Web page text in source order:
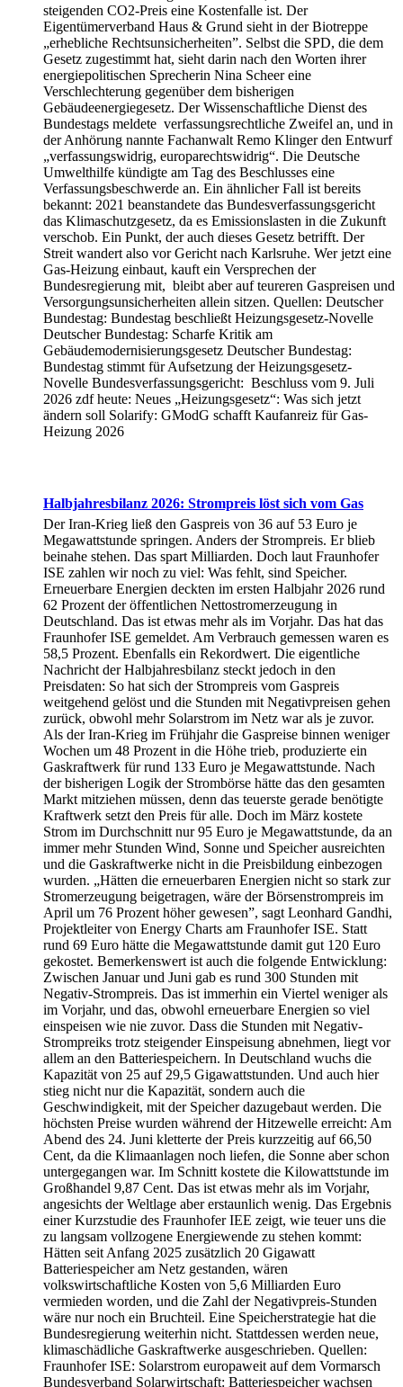
steigenden CO2-Preis eine Kostenfalle ist. Der
Eigentümerverband Haus & Grund sieht in der Biotreppe
„erhebliche Rechtsunsicherheiten”. Selbst die SPD, die dem
Gesetz zugestimmt hat, sieht darin nach den Worten ihrer
energiepolitischen Sprecherin Nina Scheer eine
Verschlechterung gegenüber dem bisherigen
Gebäudeenergiegesetz. Der Wissenschaftliche Dienst des
Bundestags meldete verfassungsrechtliche Zweifel an, und in
der Anhörung nannte Fachanwalt Remo Klinger den Entwurf
„verfassungswidrig, europarechtswidrig“. Die Deutsche
Umwelthilfe kündigte am Tag des Beschlusses eine
Verfassungsbeschwerde an. Ein ähnlicher Fall ist bereits
bekannt: 2021 beanstandete das Bundesverfassungsgericht
das Klimaschutzgesetz, da es Emissionslasten in die Zukunft
verschob. Ein Punkt, der auch dieses Gesetz betrifft. Der
Streit wandert also vor Gericht nach Karlsruhe. Wer jetzt eine
Gas-Heizung einbaut, kauft ein Versprechen der
Bundesregierung mit, bleibt aber auf teureren Gaspreisen und
Versorgungsunsicherheiten allein sitzen. Quellen: Deutscher
Bundestag: Bundestag beschließt Heizungsgesetz-Novelle
Deutscher Bundestag: Scharfe Kritik am
Gebäudemodernisierungsgesetz Deutscher Bundestag:
Bundestag stimmt für Aufsetzung der Heizungsgesetz-
Novelle Bundesverfassungsgericht: Beschluss vom 9. Juli
2026 zdf heute: Neues „Heizungsgesetz“: Was sich jetzt
ändern soll Solarify: GModG schafft Kaufanreiz für Gas-
Heizung 2026
Halbjahresbilanz 2026: Strompreis löst sich vom Gas
Der Iran-Krieg ließ den Gaspreis von 36 auf 53 Euro je
Megawattstunde springen. Anders der Strompreis. Er blieb
beinahe stehen. Das spart Milliarden. Doch laut Fraunhofer
ISE zahlen wir noch zu viel: Was fehlt, sind Speicher.
Erneuerbare Energien deckten im ersten Halbjahr 2026 rund
62 Prozent der öffentlichen Nettostromerzeugung in
Deutschland. Das ist etwas mehr als im Vorjahr. Das hat das
Fraunhofer ISE gemeldet. Am Verbrauch gemessen waren es
58,5 Prozent. Ebenfalls ein Rekordwert. Die eigentliche
Nachricht der Halbjahresbilanz steckt jedoch in den
Preisdaten: So hat sich der Strompreis vom Gaspreis
weitgehend gelöst und die Stunden mit Negativpreisen gehen
zurück, obwohl mehr Solarstrom im Netz war als je zuvor.
Als der Iran-Krieg im Frühjahr die Gaspreise binnen weniger
Wochen um 48 Prozent in die Höhe trieb, produzierte ein
Gaskraftwerk für rund 133 Euro je Megawattstunde. Nach
der bisherigen Logik der Strombörse hätte das den gesamten
Markt mitziehen müssen, denn das teuerste gerade benötigte
Kraftwerk setzt den Preis für alle. Doch im März kostete
Strom im Durchschnitt nur 95 Euro je Megawattstunde, da an
immer mehr Stunden Wind, Sonne und Speicher ausreichten
und die Gaskraftwerke nicht in die Preisbildung einbezogen
wurden. „Hätten die erneuerbaren Energien nicht so stark zur
Stromerzeugung beigetragen, wäre der Börsenstrompreis im
April um 76 Prozent höher gewesen”, sagt Leonhard Gandhi,
Projektleiter von Energy Charts am Fraunhofer ISE. Statt
rund 69 Euro hätte die Megawattstunde damit gut 120 Euro
gekostet. Bemerkenswert ist auch die folgende Entwicklung:
Zwischen Januar und Juni gab es rund 300 Stunden mit
Negativ-Strompreis. Das ist immerhin ein Viertel weniger als
im Vorjahr, und das, obwohl erneuerbare Energien so viel
einspeisen wie nie zuvor. Dass die Stunden mit Negativ-
Strompreiks trotz steigender Einspeisung abnehmen, liegt vor
allem an den Batteriespeichern. In Deutschland wuchs die
Kapazität von 25 auf 29,5 Gigawattstunden. Und auch hier
stieg nicht nur die Kapazität, sondern auch die
Geschwindigkeit, mit der Speicher dazugebaut werden. Die
höchsten Preise wurden während der Hitzewelle erreicht: Am
Abend des 24. Juni kletterte der Preis kurzzeitig auf 66,50
Cent, da die Klimaanlagen noch liefen, die Sonne aber schon
untergegangen war. Im Schnitt kostete die Kilowattstunde im
Großhandel 9,87 Cent. Das ist etwas mehr als im Vorjahr,
angesichts der Weltlage aber erstaunlich wenig. Das Ergebnis
einer Kurzstudie des Fraunhofer IEE zeigt, wie teuer uns die
zu langsam vollzogene Energiewende zu stehen kommt:
Hätten seit Anfang 2025 zusätzlich 20 Gigawatt
Batteriespeicher am Netz gestanden, wären
volkswirtschaftliche Kosten von 5,6 Milliarden Euro
vermieden worden, und die Zahl der Negativpreis-Stunden
wäre nur noch ein Bruchteil. Eine Speicherstrategie hat die
Bundesregierung weiterhin nicht. Stattdessen werden neue,
klimaschädliche Gaskraftwerke ausgeschrieben. Quellen:
Fraunhofer ISE: Solarstrom europaweit auf dem Vormarsch
Bundesverband Solarwirtschaft: Batteriespeicher wachsen